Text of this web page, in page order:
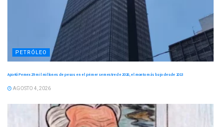
PETRÓLEO
Aportó Pemex 29 mil millones de pesos en el primer semestre de 2026, el monto más bajo desde 2013
AGOSTO 4, 2026